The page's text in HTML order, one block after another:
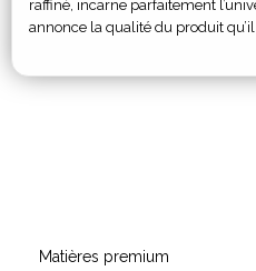
raffiné, incarne parfaitement
annonce la qualité du produit
Matières premium